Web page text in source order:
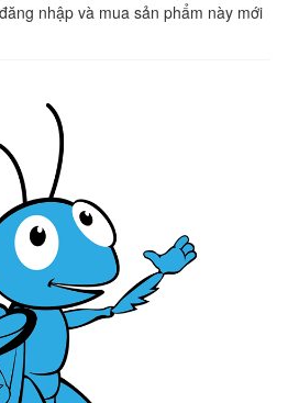
nhập và mua sản phẩm này mới